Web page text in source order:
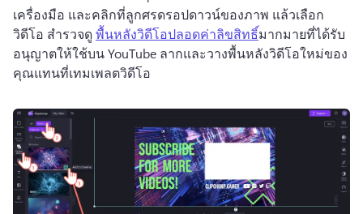
เครื่องมือ และคลิกที่ลูกศรดรอปดาวน์ของภาพ แล้วเลือก
วิดีโอ สำรวจดู พื้นหลังวิดีโอปลอดค่าลิขสิทธิ์มากมายที่ได้รับ
อนุญาตให้ใช้บน YouTube ลากและวางพื้นหลังวิดีโอใหม่ของ
คุณแทนที่เทมเพลตวิดีโอ